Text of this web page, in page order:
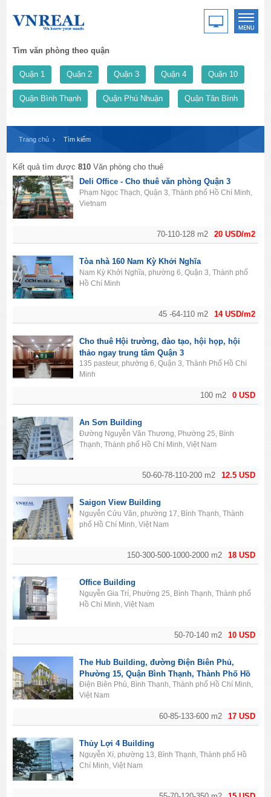
Tìm văn phòng theo quận
Quận 1 Quận 2 Quận 3 Quận 4 Quận 10
Quận Bình Thạnh Quận Phú Nhuận Quận Tân Bình
Trang chủ Tìm kiếm
Kết quả tìm được810 Văn phòng cho thuê
20 USD/m2
70-110-128 m2
Deli Office - Cho thuê văn phòng Quận 3
Phạm Ngọc Thạch, Quận 3, Thành phố Hồ Chí Minh,
Vietnam
14 USD/m2
45 -64-110 m2
Tòa nhà 160 Nam Kỳ Khởi Nghĩa
Nam Kỳ Khởi Nghĩa, phường 6, Quận 3, Thành phố
Hồ Chí Minh
0 USD
100 m2
Cho thuê Hội trường, đào tạo, hội họp, hội
thảo ngay trung tâm Quận 3
135 pasteur, phường 6, Quận 3, Thành Phố Hồ Chí
Minh
12.5 USD
50-60-78-110-200 m2
An Sơn Building
Đường Nguyễn Văn Thương, Phường 25, Bình
Thạnh, Thành phố Hồ Chí Minh, Việt Nam
18 USD
150-300-500-1000-2000 m2
Saigon View Building
Nguyễn Cửu Vân, phường 17, Bình Thạnh, Thành
phố Hồ Chí Minh, Việt Nam
10 USD
50-70-140 m2
Office Building
Nguyễn Gia Trí, Phường 25, Bình Thạnh, Thành phố
Hồ Chí Minh, Việt Nam
17 USD
60-85-133-600 m2
The Hub Building, đường Điện Biên Phủ,
Phường 15, Quận Bình Thạnh, Thành Phố Hồ
Chí Minh
Điện Biên Phủ, Bình Thạnh, Thành phố Hồ Chí Minh,
Việt Nam
Thủy Lợi 4 Building
Nguyễn Xí, phường 13, Bình Thạnh, Thành phố Hồ
Chí Minh, Việt Nam